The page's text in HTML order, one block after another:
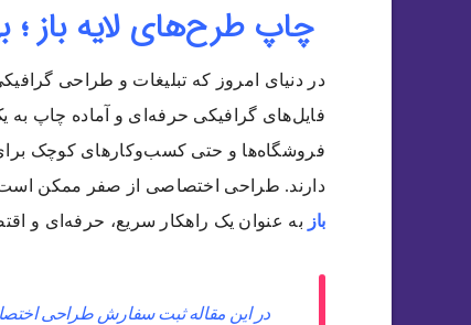
چاپ طرح‌های لایه باز ؛
در دنیای امروز که تبلیغات و طراحی
فایل‌های گرافیکی حرفه‌ای و آماده چاپ
فروشگاه‌ها و حتی کسب‌وکارهای کوچک
دارند. طراحی اختصاصی از صفر ممکن است
باز به عنوان یک راهکار سریع، حرفه‌ای و
در این مقاله ثبت سفارش طراحی